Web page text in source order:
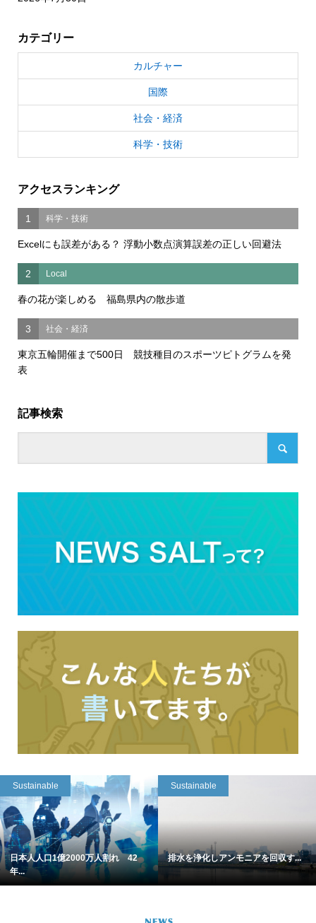
カテゴリー
カルチャー
国際
社会・経済
科学・技術
アクセスランキング
1 科学・技術
Excelにも誤差がある？ 浮動小数点演算誤差の正しい回避法
2 Local
春の花が楽しめる 福島県内の散歩道
3 社会・経済
東京五輪開催まで500日 競技種目のスポーツピトグラムを発
表
記事検索
Sustainable
日本人人口1億2000万人割れ 42
年...
Sustainable
排水を浄化しアンモニアを回収す...